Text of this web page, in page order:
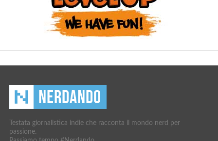
Testata giornalistica indie che racconta il mondo nerd per
passione.